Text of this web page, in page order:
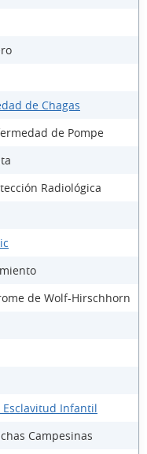
de Chagas
de Pompe
Radiológica
de Wolf-Hirschhorn
Infantil
Campesinas